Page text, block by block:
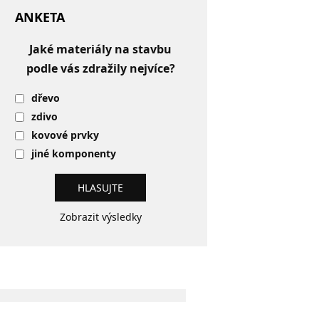
ANKETA
Jaké materiály na stavbu
podle vás zdražily nejvíce?
dřevo
zdivo
kovové prvky
jiné komponenty
Zobrazit výsledky